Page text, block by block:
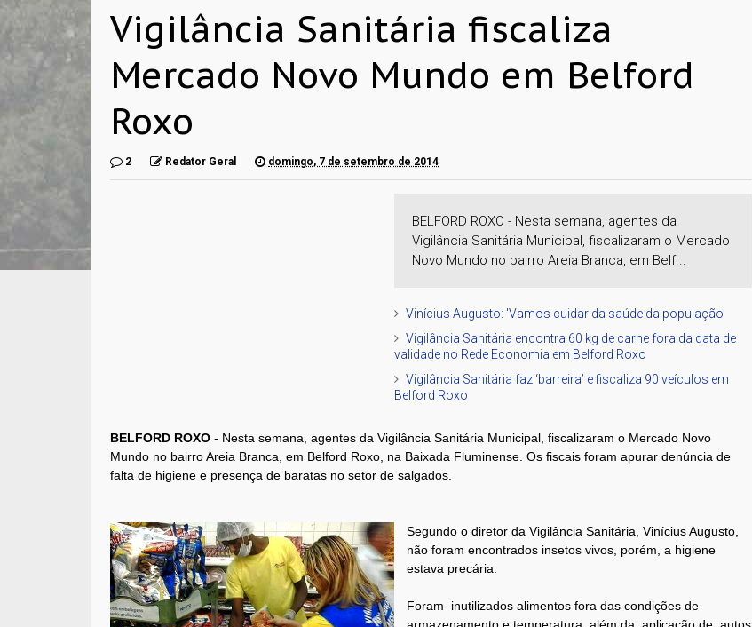
Vigilância Sanitária fiscaliza
Mercado Novo Mundo em Belford
Roxo
2 Redator Geral domingo, 7 de setembro de 2014
BELFORD ROXO - Nesta semana, agentes da
Vigilância Sanitária Municipal, fiscalizaram o Mercado
Novo Mundo no bairro Areia Branca, em Belf...
Vinícius Augusto: 'Vamos cuidar da saúde da população'
Vigilância Sanitária encontra 60 kg de carne fora da data de
validade no Rede Economia em Belford Roxo
Vigilância Sanitária faz ‘barreira’ e fiscaliza 90 veículos em
Belford Roxo
BELFORD ROXO - Nesta semana, agentes da Vigilância Sanitária Municipal, fiscalizaram o Mercado Novo
Mundo no bairro Areia Branca, em Belford Roxo, na Baixada Fluminense. Os fiscais foram apurar denúncia de
falta de higiene e presença de baratas no setor de salgados.
Segundo o diretor da Vigilância Sanitária, Vinícius Augusto,
não foram encontrados insetos vivos, porém, a higiene
estava precária.
Foram inutilizados alimentos fora das condições de